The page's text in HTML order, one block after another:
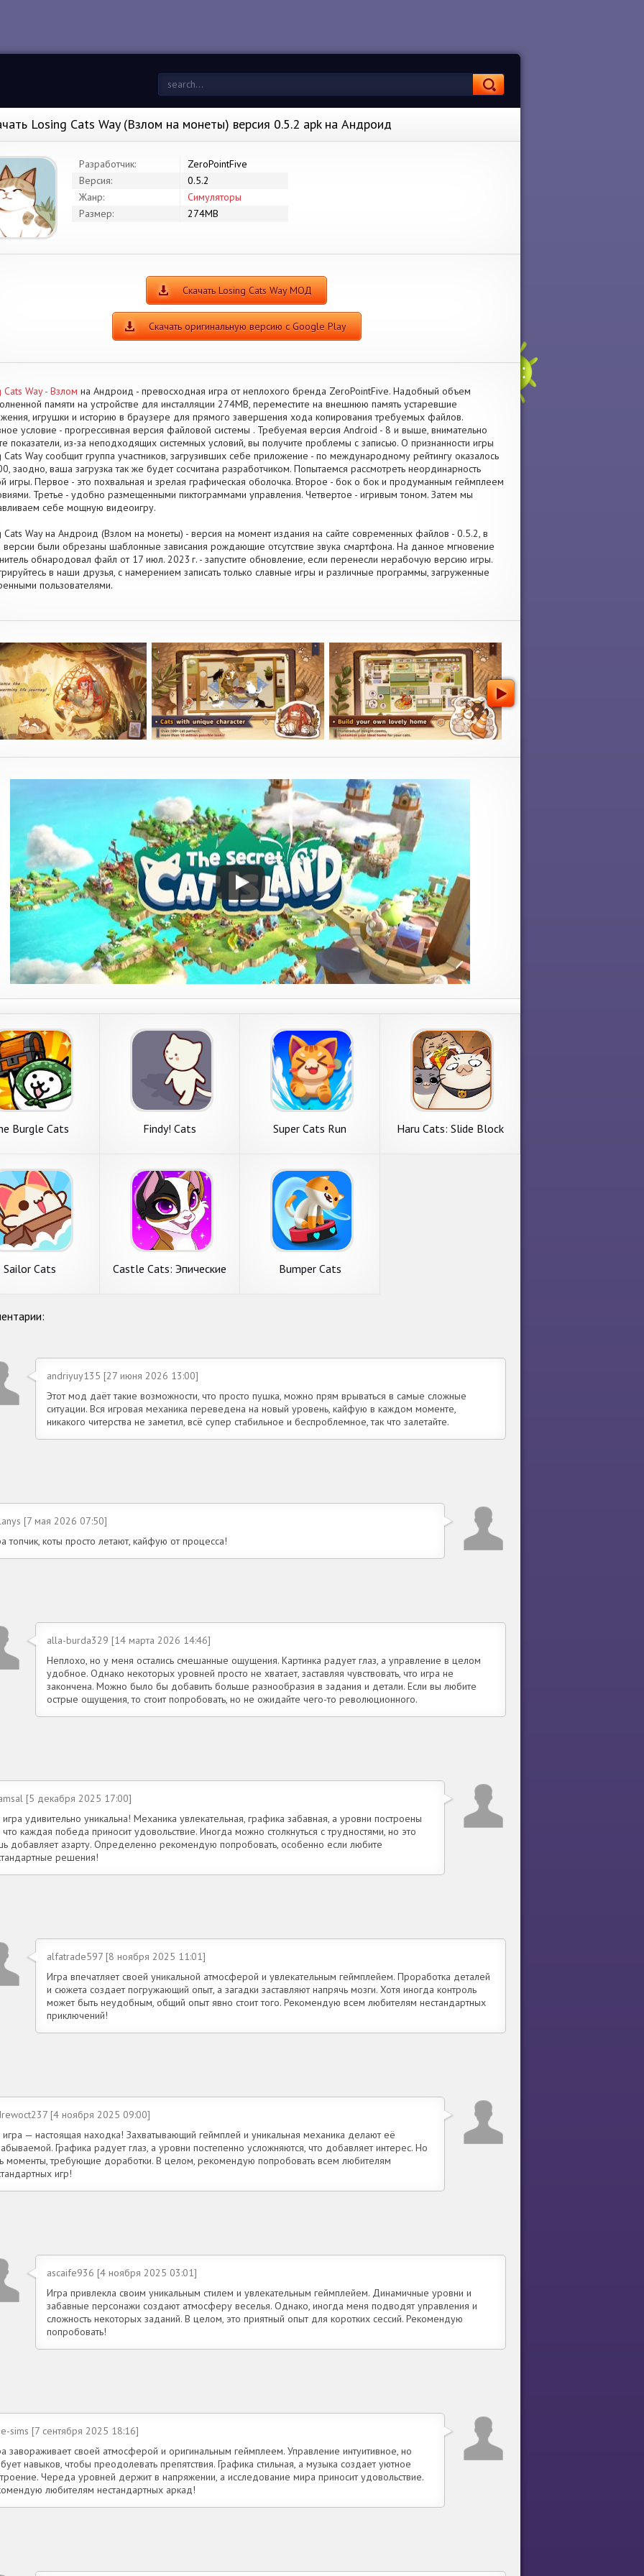
Losing Cats Way (Взлом на монеты) версия 0.5.2 apk на Андроид
Разработчик:
ZeroPointFive
Версия:
0.5.2
Жанр:
Симуляторы
Размер:
274MB
Скачать Losing Cats Way МОД
Скачать оригинальную версию с Google Play
Cats Way - Взлом на Андроид - превосходная игра от неплохого бренда ZeroPointFive. Надобный объем
памяти на устройстве для инсталляции 274MB, переместите на внешнюю память устаревшие
игрушки и историю в браузере для прямого завершения хода копирования требуемых файлов.
условие - прогрессивная версия файловой системы . Требуемая версия Android - 8 и выше, внимательно
показатели, из-за неподходящих системных условий, вы получите проблемы с записью. О признанности игры
Cats Way сообщит группа участников, загрузивших себе приложение - по международному рейтингу оказалось
заодно, ваша загрузка так же будет сосчитана разработчиком. Попытаемся рассмотреть неординарность
игры. Первое - это похвальная и зрелая графическая оболочка. Второе - бок о бок и продуманным геймплеем
Третье - удобно размещенными пиктограммами управления. Четвертое - игривым тоном. Затем мы
себе мощную видеоигру.
Cats Way на Андроид (Взлом на монеты) - версия на момент издания на сайте современных файлов - 0.5.2, в
версии были обрезаны шаблонные зависания рождающие отсутствие звука смартфона. На данное мгновение
обнародовал файл от 17 июл. 2023 г. - запустите обновление, если перенесли нерабочую версию игры.
в наши друзья, с намерением записать только славные игры и различные программы, загруженные
пользователями.
Burgle Cats Findy! Cats Super Cats Run
Haru Cats: Slide Block
Sailor Cats
Castle Cats: Эпические
Bumper Cats
andriyuy135 [27 июня 2026 13:00]
Этот мод даёт такие возможности, что просто пушка, можно прям врываться в самые сложные
ситуации. Вся игровая механика переведена на новый уровень, кайфую в каждом моменте,
никакого читерства не заметил, всё супер стабильное и беспроблемное, так что залетайте.
[7 мая 2026 07:50]
топчик, коты просто летают, кайфую от процесса!
alla-burda329 [14 марта 2026 14:46]
Неплохо, но у меня остались смешанные ощущения. Картинка радует глаз, а управление в целом
удобное. Однако некоторых уровней просто не хватает, заставляя чувствовать, что игра не
закончена. Можно было бы добавить больше разнообразия в задания и детали. Если вы любите
острые ощущения, то стоит попробовать, но не ожидайте чего-то революционного.
[5 декабря 2025 17:00]
игра удивительно уникальна! Механика увлекательная, графика забавная, а уровни построены
что каждая победа приносит удовольствие. Иногда можно столкнуться с трудностями, но это
добавляет азарту. Определенно рекомендую попробовать, особенно если любите
решения!
alfatrade597 [8 ноября 2025 11:01]
Игра впечатляет своей уникальной атмосферой и увлекательным геймплейем. Проработка деталей
и сюжета создает погружающий опыт, а загадки заставляют напрячь мозги. Хотя иногда контроль
может быть неудобным, общий опыт явно стоит того. Рекомендую всем любителям нестандартных
приключений!
[4 ноября 2025 09:00]
игра — настоящая находка! Захватывающий геймплей и уникальная механика делают её
Графика радует глаз, а уровни постепенно усложняются, что добавляет интерес. Но
моменты, требующие доработки. В целом, рекомендую попробовать всем любителям
игр!
ascaife936 [4 ноября 2025 03:01]
Игра привлекла своим уникальным стилем и увлекательным геймплейем. Динамичные уровни и
забавные персонажи создают атмосферу веселья. Однако, иногда меня подводят управления и
сложность некоторых заданий. В целом, это приятный опыт для коротких сессий. Рекомендую
попробовать!
sims [7 сентября 2025 18:16]
завораживает своей атмосферой и оригинальным геймплеем. Управление интуитивное, но
навыков, чтобы преодолевать препятствия. Графика стильная, а музыка создает уютное
Череда уровней держит в напряжении, а исследование мира приносит удовольствие.
любителям нестандартных аркад!